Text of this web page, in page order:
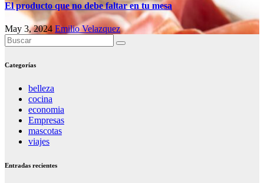
El producto que no debe faltar en tu mesa
May 3, 2024 Emilio Velazquez
Categorías
belleza
cocina
economia
Empresas
mascotas
viajes
Entradas recientes